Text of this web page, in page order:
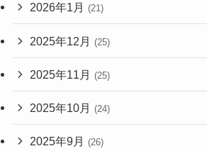
2026年1月 (21)
2025年12月 (25)
2025年11月 (25)
2025年10月 (24)
2025年9月 (26)